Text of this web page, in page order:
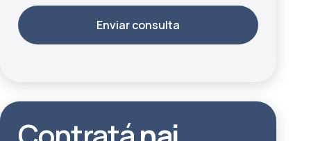
Enviar consulta